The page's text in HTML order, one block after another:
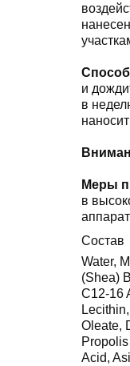
и
в
Меры
в
Состав
Water,
(Shea)
C12-16
Oleate,
Acid,